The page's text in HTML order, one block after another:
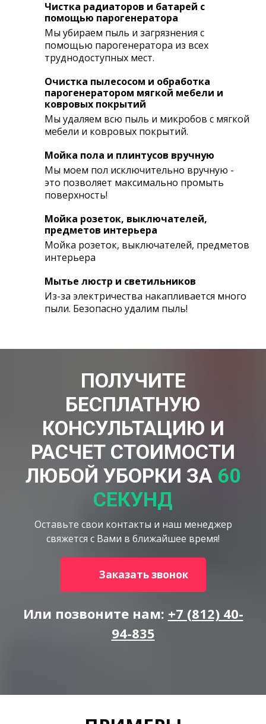
Чистка радиаторов и батарей с
помощью парогенератора
Мы убираем пыль и загрязнения с
помощью парогенератора из всех
труднодоступных мест.
Очистка пылесосом и обработка
парогенератором мягкой мебели и
ковровых покрытий
Мы удаляем всю пыль и микробов с мягкой
мебели и ковровых покрытий.
Мойка пола и плинтусов вручную
Мы моем пол исключительно вручную -
это позволяет максимально промыть
поверхность!
Мойка розеток, выключателей,
предметов интерьера
Мойка розеток, выключателей, предметов
интерьера
Мытье люстр и светильников
Из-за электричества накапливается много
пыли. Безопасно удалим пыль!
ПОЛУЧИТЕ
БЕСПЛАТНУЮ
КОНСУЛЬТАЦИЮ И
РАСЧЕТ СТОИМОСТИ
ЛЮБОЙ УБОРКИ ЗА 60
СЕКУНД
Оставьте свои контакты и наш менеджер
свяжется с Вами в ближайшее время!
Заказать звонок
Или позвоните нам: +7 (812) 40-
94-835